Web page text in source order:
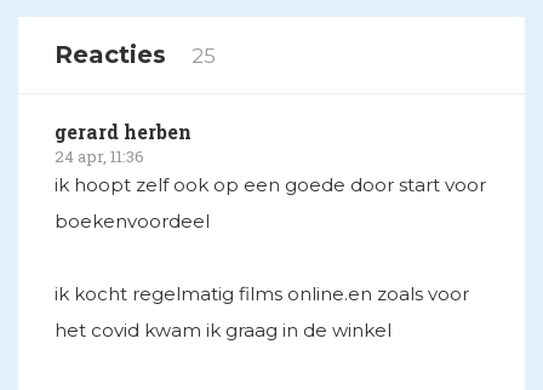
Reacties 25
gerard herben
24 apr, 11:36
ik hoopt zelf ook op een goede door start voor
boekenvoordeel
ik kocht regelmatig films online.en zoals voor
het covid kwam ik graag in de winkel